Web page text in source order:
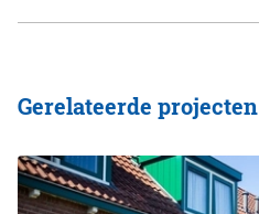
Gerelateerde projecten